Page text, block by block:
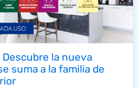
Descubre la nueva
suma a la familia de